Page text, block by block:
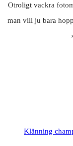
Otroligt vackra
man vill ju bara
Klänning